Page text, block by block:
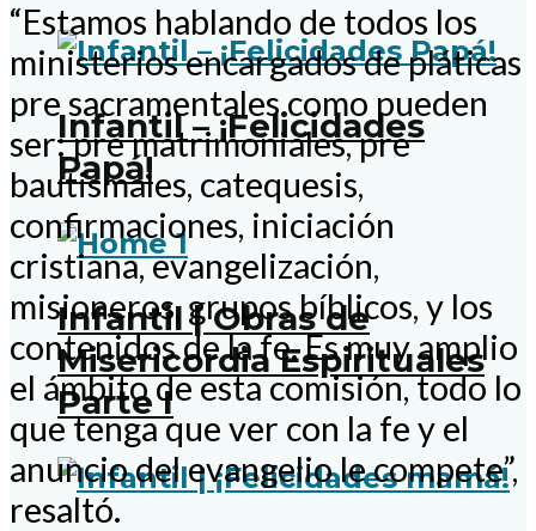
Infantil – ¡Felicidades
Papá!
Infantil | Obras de
Misericordia Espirituales
Parte I
“Estamos hablando de todos los
ministerios encargados de pláticas
pre sacramentales como pueden
ser: pre matrimoniales, pre
bautismales, catequesis,
confirmaciones, iniciación
cristiana, evangelización,
misioneros, grupos bíblicos, y los
contenidos de la fe. Es muy amplio
el ámbito de esta comisión, todo lo
que tenga que ver con la fe y el
anuncio del evangelio le compete”,
resaltó.